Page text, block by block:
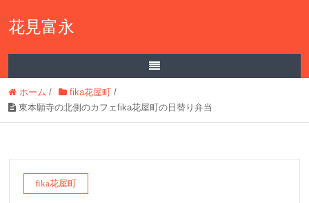
花見富永
ホーム / fika花屋町 /
東本願寺の北側のカフェfika花屋町の日替り弁当
fika花屋町